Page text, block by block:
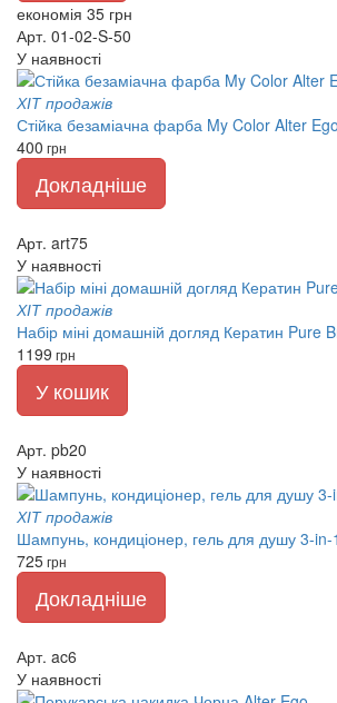
економія 35 грн
Арт. 01-02-S-50
У наявності
ХІТ продажів
Стійка безаміачна фарба My Color Alter
400 грн
Докладніше
Арт. art75
У наявності
ХІТ продажів
Набір міні домашній догляд Кератин Pure
1199 грн
У кошик
Арт. pb20
У наявності
ХІТ продажів
Шампунь, кондиціонер, гель для душу 3-
725грн
Докладніше
Арт. ac6
У наявності